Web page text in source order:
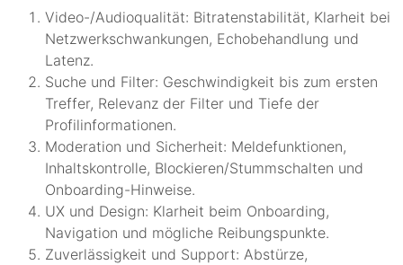
Video-/Audioqualität: Bitratenstabilität, Klarheit bei
Netzwerkschwankungen, Echobehandlung und
Latenz.
Suche und Filter: Geschwindigkeit bis zum ersten
Treffer, Relevanz der Filter und Tiefe der
Profilinformationen.
Moderation und Sicherheit: Meldefunktionen,
Inhaltskontrolle, Blockieren/Stummschalten und
Onboarding-Hinweise.
UX und Design: Klarheit beim Onboarding,
Navigation und mögliche Reibungspunkte.
Zuverlässigkeit und Support: Abstürze,